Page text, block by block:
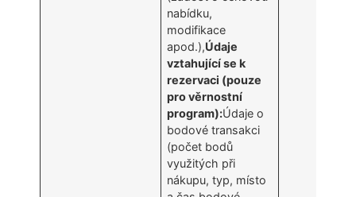
nabídku,
modifikace
apod.),Údaje
vztahující se k
rezervaci (pouze
pro věrnostní
program):Údaje o
bodové transakci
(počet bodů
využitých při
nákupu, typ, místo